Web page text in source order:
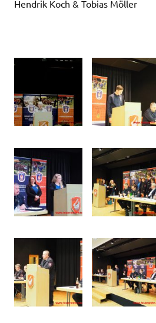
Hendrik Koch & Tobias Möller